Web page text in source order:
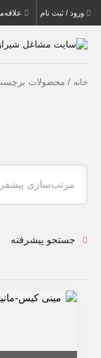
ورود / ثبت نام
خانه / محصولات برچسب
مرتب‌سازی
جستجو پیشرفته